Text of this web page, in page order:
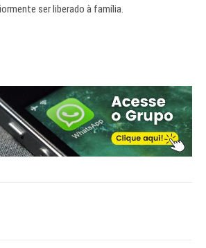
ser liberado à família.